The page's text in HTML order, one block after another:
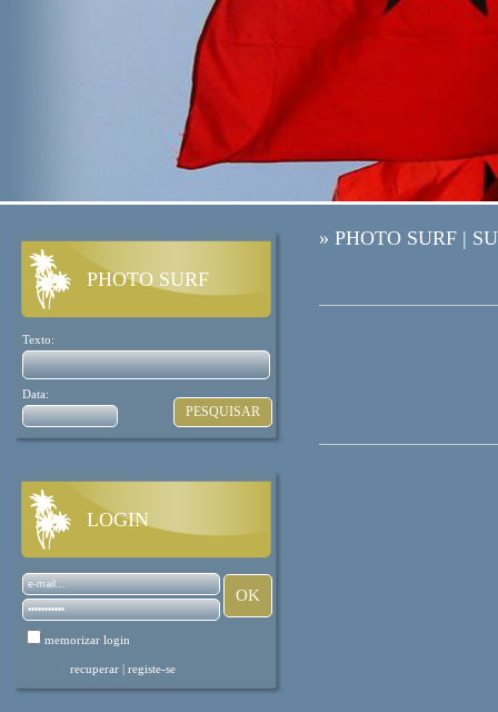
PHOTO SURF
Texto:
Data:
LOGIN
memorizar login
recuperar | registe-se
» PHOTO SURF |